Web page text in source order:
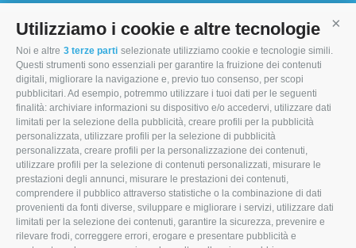
Utilizziamo i cookie e altre tecnologie
Noi e altre 3 terze parti selezionate utilizziamo cookie e tecnologie simili.
Questi strumenti sono essenziali per garantire la fruizione dei contenuti
digitali, migliorare la navigazione e, previo tuo consenso, per scopi
pubblicitari. Ad esempio, potremmo utilizzare i tuoi dati per le seguenti
finalità: archiviare informazioni su dispositivo e/o accedervi, utilizzare dati
limitati per la selezione della pubblicità, creare profili per la pubblicità
personalizzata, utilizzare profili per la selezione di pubblicità
personalizzata, creare profili per la personalizzazione dei contenuti,
utilizzare profili per la selezione di contenuti personalizzati, misurare le
prestazioni degli annunci, misurare le prestazioni dei contenuti,
comprendere il pubblico attraverso statistiche o la combinazione di dati
provenienti da fonti diverse, sviluppare e migliorare i servizi, utilizzare dati
limitati per la selezione dei contenuti, garantire la sicurezza, prevenire e
rilevare frodi, correggere errori, erogare e presentare pubblicità e
I MORI STOCK PRICE EQUIPMENT SRL
Via Maranello, 19
47853 Coriano (RN)
(+39) 345 0369943
info@imoristock.com
T
w
F
a
L
i